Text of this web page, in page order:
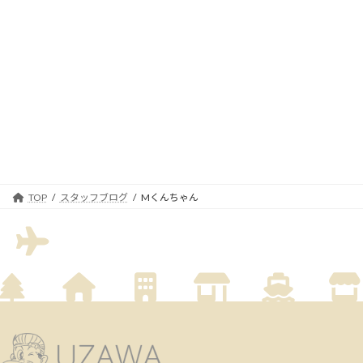
TOP スタッフブログ Mくんちゃん